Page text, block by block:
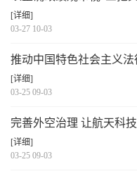
[详细]
03-27 10-03
推动中国特色社会主义
[详细]
03-25 09-03
完善外空治理 让航天科
[详细]
03-25 09-03